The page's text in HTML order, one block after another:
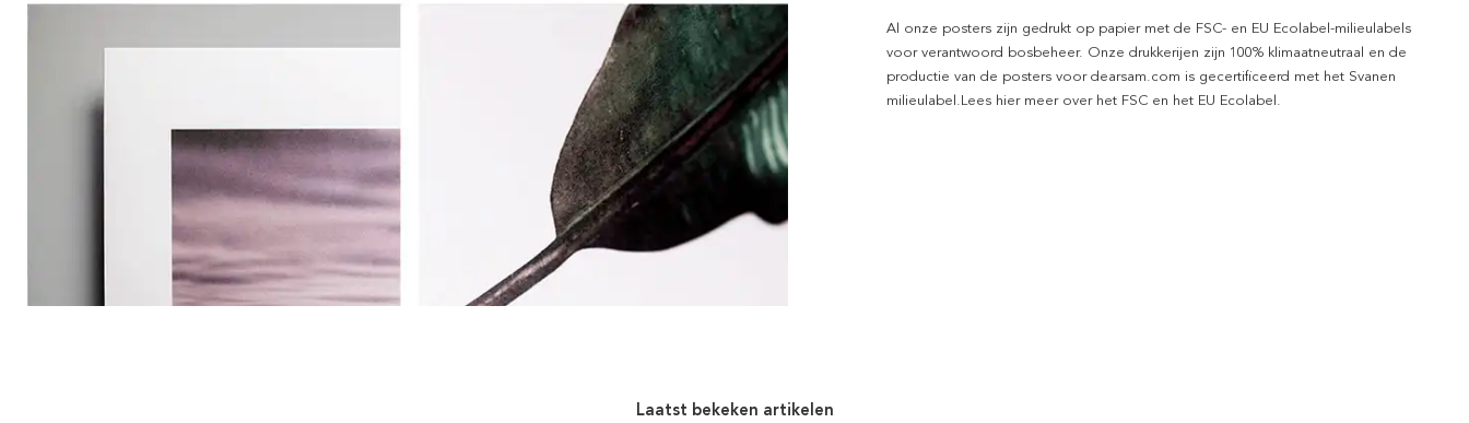
Al onze posters zijn gedrukt op papier met de FSC- en EU Ecolabel-milieulabels
voor verantwoord bosbeheer. Onze drukkerijen zijn 100% klimaatneutraal en de
productie van de posters voor dearsam.com is gecertificeerd met het Svanen
milieulabel.Lees hier meer over het FSC en het EU Ecolabel.
Laatst bekeken artikelen